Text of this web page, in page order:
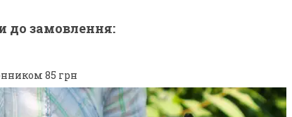
до замовлення:
85 грн